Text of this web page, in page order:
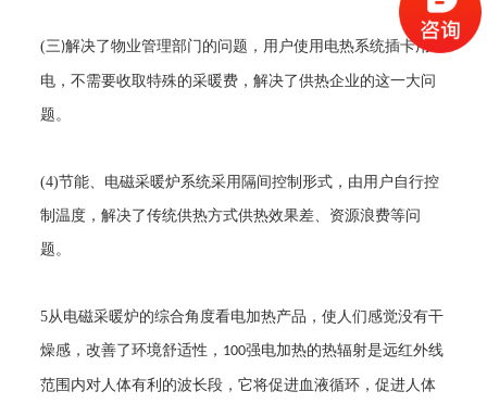
(三)解决了物业管理部门的问题，用户使用电热系统插卡用
电，不需要收取特殊的采暖费，解决了供热企业的这一大问
题。
(4)节能、电磁采暖炉系统采用隔间控制形式，由用户自行控
制温度，解决了传统供热方式供热效果差、资源浪费等问
题。
5从电磁采暖炉的综合角度看电加热产品，使人们感觉没有干
燥感，改善了环境舒适性， 100强电加热的热辐射是远红外线
范围内对人体有利的波长段，它将促进血液循环，促进人体